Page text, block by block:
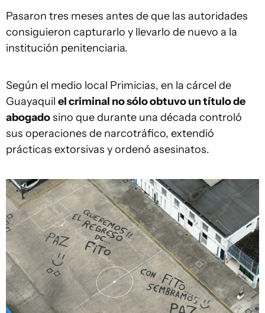
Pasaron tres meses antes de que las autoridades
consiguieron capturarlo y llevarlo de nuevo a la
institución penitenciaria.
Según el medio local Primicias, en la cárcel de
Guayaquil el criminal no sólo obtuvo un título de
abogadosino que durante una década controló
sus operaciones de narcotráfico, extendió
prácticas extorsivas y ordenó asesinatos.